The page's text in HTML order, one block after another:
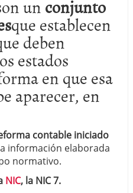
unconjunto
que establecen
deben
estados
en que esa
aparecer, en
contable iniciado
información elaborada
normativo.
NIC, la NIC 7.